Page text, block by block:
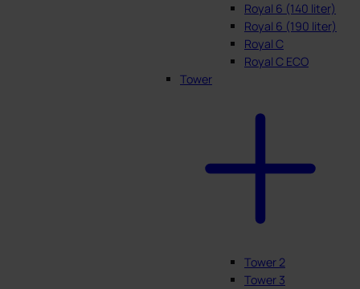
Royal 6 (140 liter)
Royal 6 (190 liter)
Royal C
Royal C ECO
Tower
Tower 2
Tower 3